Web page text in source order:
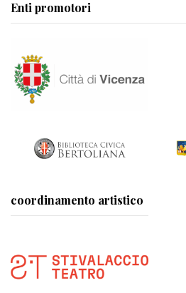
Enti promotori
coordinamento artistico